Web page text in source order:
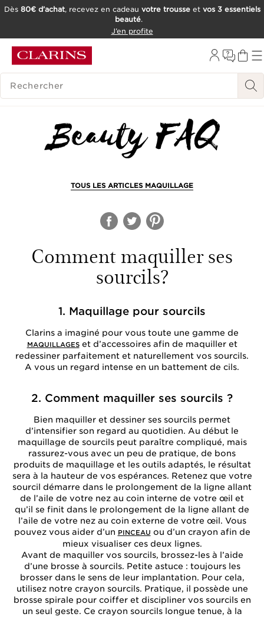
OUTIL D'ACCESSIBILITÉ
Dès 80€ d’achat, recevez en cadeau votre trousseet vos 3 essentiels
beauté.
J’en profite
HISTORIQUE DES RECHERCHES
TOUS LES ARTICLES MAQUILLAGE
Comment maquiller ses
sourcils?
1. Maquillage pour sourcils
Clarins a imaginé pour vous toute une gamme de
MAQUILLAGESet d’accessoires afin de maquiller et
redessiner parfaitement et naturellement vos sourcils.
A vous un regard intense en un battement de cils.
2. Comment maquiller ses sourcils ?
Bien maquiller et dessiner ses sourcils permet
d’intensifier son regard au quotidien. Au début le
maquillage de sourcils peut paraître compliqué, mais
rassurez-vous avec un peu de pratique, de bons
produits de maquillage et les outils adaptés, le résultat
sera à la hauteur de vos espérances. Retenez que votre
sourcil démarre dans le prolongement de la ligne allant
de l’aile de votre nez au coin interne de votre œil et
qu’il se finit dans le prolongement de la ligne allant de
l’aile de votre nez au coin externe de votre œil. Vous
pouvez vous aider d’un PINCEAU ou d’un crayon afin de
mieux visualiser ces deux lignes.
Avant de maquiller vos sourcils, brossez-les à l’aide
d’une brosse à sourcils. Petite astuce : toujours les
brosser dans le sens de leur implantation. Pour cela,
utilisez notre crayon sourcils. Pratique, il possède une
brosse spirale pour coiffer et discipliner vos sourcils en
un seul geste. Ce crayon sourcils longue tenue, à la